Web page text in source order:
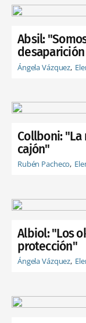
Absil:
Ángela Vázquez
Collboni:
cajón"
Rubén Pacheco
Albiol: "Los
protección"
Ángela Vázquez